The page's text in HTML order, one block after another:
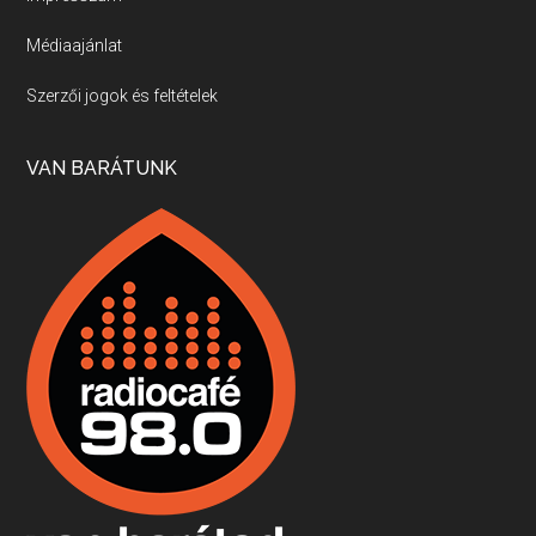
Villány, kékfrankos, Jackfall
Apr 17, 2026 • 00:35:38
Boston, teadélután, bab és homár
Apr 9, 2026 • 00:37:17
Fermentáljunk, a testünk meghálálja!
Apr 3, 2026 • 00:36:07
Médiaajánlat
Szerzői jogok és feltételek
VAN BARÁTUNK